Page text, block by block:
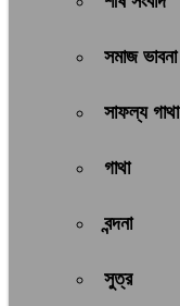
সমাজ ভাবনা
সাফল্য গাথা
গাথা
বন্দনা
সুত্র